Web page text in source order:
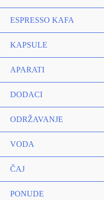
ESPRESSO KAFA
KAPSULE
APARATI
DODACI
ODRŽAVANJE
VODA
ČAJ
PONUDE